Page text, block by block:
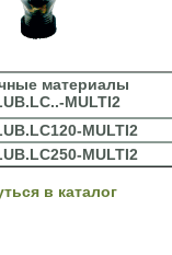
материалы
MULTI2
MULTI2
MULTI2
в каталог